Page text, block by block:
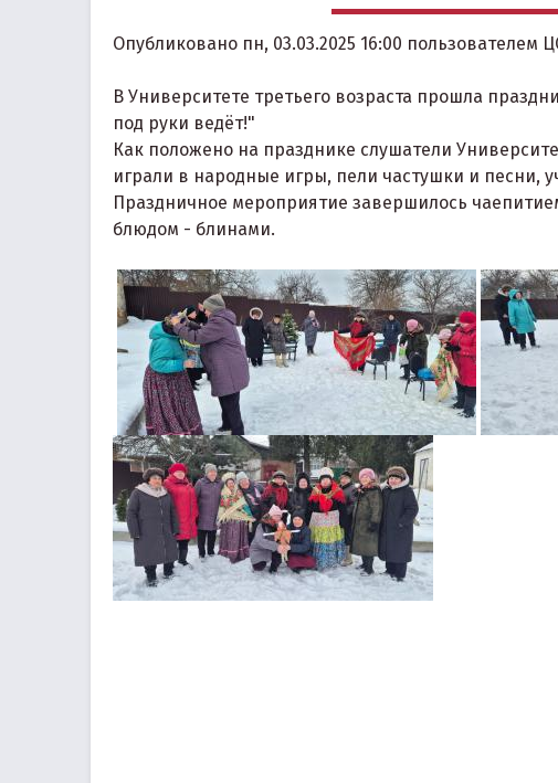
Опубликовано пн, 03.03.2025 16:00 пользователем
В Университете третьего возраста прошла
под руки ведёт!"
Как положено на празднике слушатели
играли в народные игры, пели частушки и песни,
Праздничное мероприятие завершилось
блюдом - блинами.